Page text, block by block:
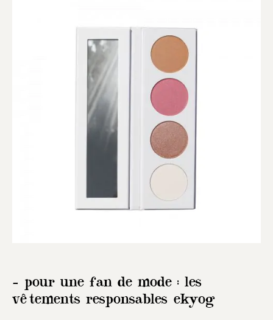
– pour une fan de mode : les
vêtements responsables ekyog